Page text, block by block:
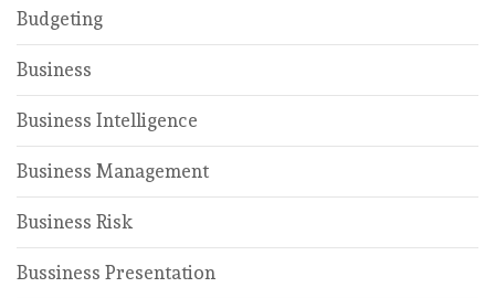
Budgeting
Business
Business Intelligence
Business Management
Business Risk
Bussiness Presentation